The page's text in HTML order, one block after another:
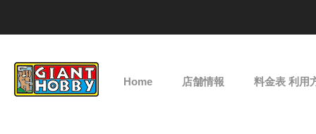
Home 店舗情報 料金表 利用